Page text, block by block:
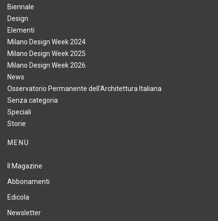
Biennale
Design
Elementi
Milano Design Week 2024
Milano Design Week 2025
Milano Design Week 2026
News
Osservatorio Permanente dell'Architettura Italiana
Senza categoria
Speciali
Storie
MENU
Il Magazine
Abbonamenti
Edicola
Newsletter